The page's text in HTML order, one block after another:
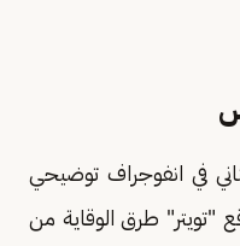
في انفوجراف توضيحي
"تويتر" طرق الوقاية من